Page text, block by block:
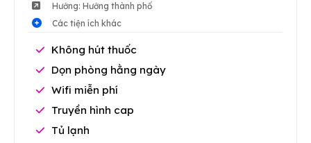
Hướng: Hướng thành phố
Các tiện ích khác
Không hút thuốc
Dọn phòng hằng ngày
Wifi miễn phí
Truyền hình cap
Tủ lạnh